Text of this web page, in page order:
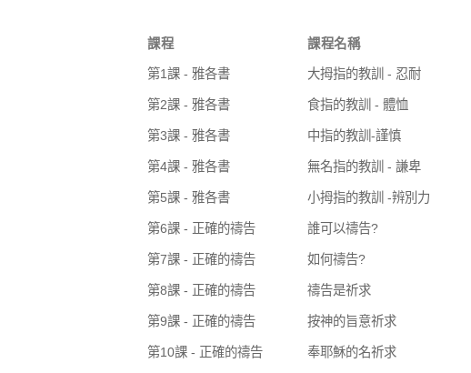
課程 課程名稱
第1課 - 雅各書 大拇指的教訓 - 忍耐
第2課 - 雅各書 食指的教訓 - 體恤
第3課 - 雅各書 中指的教訓-謹慎
第4課 - 雅各書 無名指的教訓 - 謙卑
第5課 - 雅各書 小拇指的教訓 -辨別力
第6課 - 正確的禱告 誰可以禱告?
第7課 - 正確的禱告 如何禱告?
第8課 - 正確的禱告 禱告是祈求
第9課 - 正確的禱告 按神的旨意祈求
第10課 - 正確的禱告 奉耶穌的名祈求